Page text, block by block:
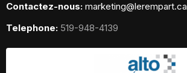
Contactez-nous: marketing@lerempart.ca
Telephone: 519-948-4139